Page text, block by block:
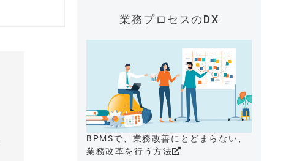
業務プロセスのDX
BPMSで、業務改善にとどまらない、
業務改革を行う方法